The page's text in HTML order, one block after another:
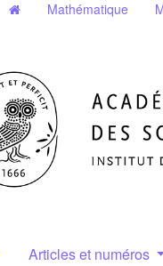
Mathématique
Articles et numéros